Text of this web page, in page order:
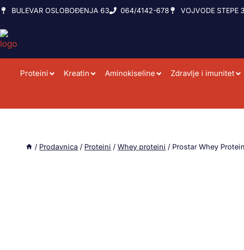
BULEVAR OSLOBOĐENJA 63 064/4142-678 VOJVODE STEPE
Proteini Kreatin Aminokiseline Zdravlje i imunitet
/ Prodavnica / Proteini / Whey proteini / Prostar Whey